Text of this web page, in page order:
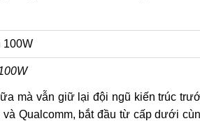
mà vẫn giữ lại đội ngũ kiến ​​trúc
Qualcomm, bắt đầu từ cấp dưới